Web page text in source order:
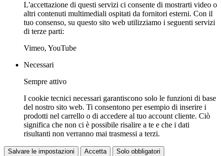
L'accettazione di questi servizi ci consente di mostrarti video o
altri contenuti multimediali ospitati da fornitori esterni. Con il
tuo consenso, su questo sito web utilizziamo i seguenti servizi
di terze parti:
Vimeo, YouTube
Necessari
Sempre attivo
I cookie tecnici necessari garantiscono solo le funzioni di base
del nostro sito web. Ti consentono per esempio di inserire i
prodotti nel carrello o di accedere al tuo account cliente. Ciò
significa che non ci è possibile risalire a te e che i dati
risultanti non verranno mai trasmessi a terzi.
Salvare le impostazioni Accetta Solo obbligatori